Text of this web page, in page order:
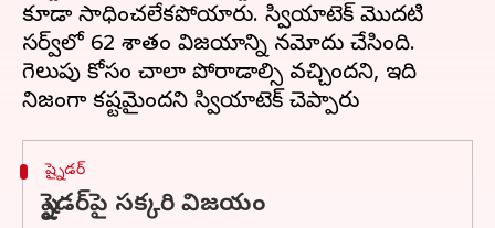
కూడా సాధించలేకపోయారు. స్వియాటెక్ మొదటి
సర్వ్‌లో 62 శాతం విజయాన్ని నమోదు చేసింది.
గెలుపు కోసం చాలా పోరాడాల్సి వచ్చిందని, ఇది
ష్నైడర్‌
ష్నైడర్‌పై సక్కరి విజయం